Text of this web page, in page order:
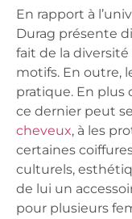
En rapport à
Durag présente
fait de la
motifs. En outre,
pratique. En plus
ce dernier peut
cheveux, à les
certaines
culturels,
de lui un
pour plusieurs